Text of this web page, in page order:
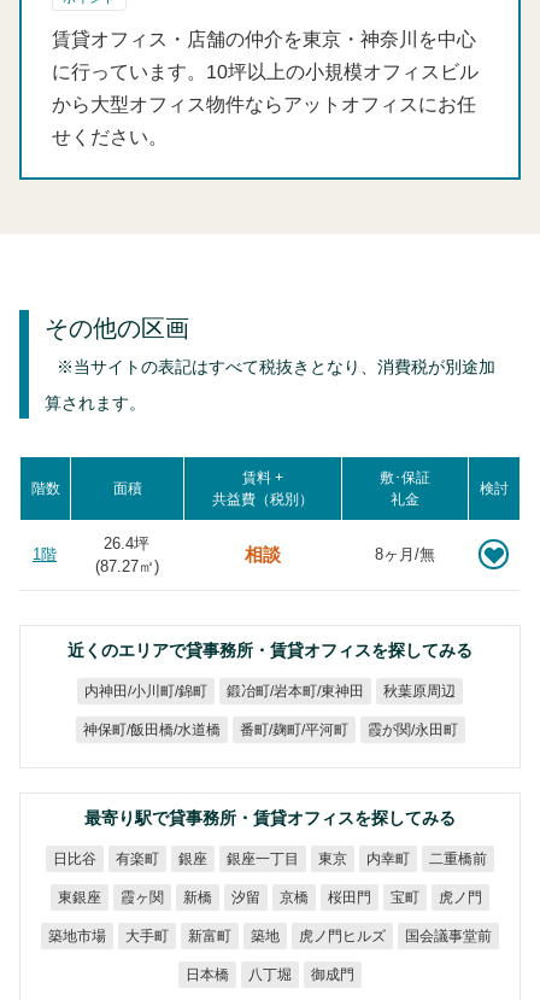
賃貸オフィス・店舗の仲介を東京・神奈川を中心
に行っています。10坪以上の小規模オフィスビル
から大型オフィス物件ならアットオフィスにお任
せください。
その他の区画
※当サイトの表記はすべて税抜きとなり、消費税が別途加
算されます。
階数 面積
賃料 +
共益費（税別）
敷･保証
礼金
検討
1階
26.4坪
(87.27㎡)
相談 8ヶ月/無
近くのエリアで貸事務所・賃貸オフィスを探してみる
内神田/小川町/錦町 鍛冶町/岩本町/東神田 秋葉原周辺
神保町/飯田橋/水道橋 番町/麹町/平河町 霞が関/永田町
最寄り駅で貸事務所・賃貸オフィスを探してみる
日比谷 有楽町 銀座 銀座一丁目 東京 内幸町 二重橋前
東銀座 霞ヶ関 新橋 汐留 京橋 桜田門 宝町 虎ノ門
築地市場 大手町 新富町 築地 虎ノ門ヒルズ 国会議事堂前
日本橋 八丁堀 御成門